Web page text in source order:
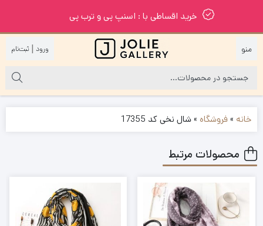
خرید اقساطی با : اسنپ پی و ترب پی
|
خانه »فروشگاه »شال نخی کد 17355
محصولات مرتبط